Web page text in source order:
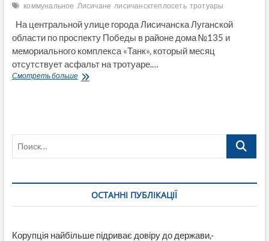
коммунальное Лисичане лисичансктеплосеть тротуары
На центральной улице города Лисичанска Луганской
области по проспекту Победы в районе дома №135 и
мемориального комплекса «Танк», который месяц
отсутствует асфальт на тротуаре.…
Смотреть большеЛисичанам
Поиск…
ОСТАННІ ПУБЛІКАЦІЇ
Корупція найбільше підриває довіру до держави,-